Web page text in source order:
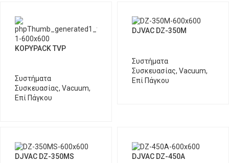
KOPYPACK TVP
Συστήματα
Συσκευασίας, Vacuum,
Επί Πάγκου
DJVAC DZ-350M
Συστήματα
Συσκευασίας, Vacuum,
Επί Πάγκου
DJVAC DZ-350MS DJVAC DZ-450A